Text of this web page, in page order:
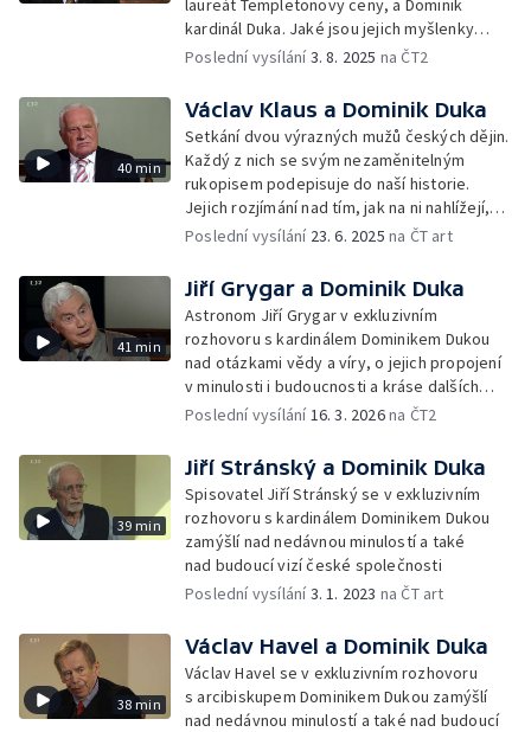
laureát Templetonovy ceny, a Dominik
kardinál Duka. Jaké jsou jejich myšlenky
o naší a světové společnosti? A jakou by
Poslední vysílání3. 8. 2025 na ČT2
40 min
Václav Klaus a Dominik Duka
Setkání dvou výrazných mužů českých dějin.
Každý z nich se svým nezaměnitelným
rukopisem podepisuje do naší historie.
Jejich rozjímání nad tím, jak na ni nahlížejí,
jak vnímají společnost, její minulost
Poslední vysílání 23. 6. 2025 na ČT art
41 min
Jiří Grygar a Dominik Duka
Astronom Jiří Grygar v exkluzivním
rozhovoru s kardinálem Dominikem Dukou
nad otázkami vědy a víry, o jejich propojení
v minulosti i budoucnosti a kráse dalších
společných světů
Poslední vysílání16. 3. 2026na ČT2
39 min
Jiří Stránský a Dominik Duka
Spisovatel Jiří Stránský se v exkluzivním
rozhovoru s kardinálem Dominikem Dukou
zamýšlí nad nedávnou minulostí a také
nad budoucí vizí české společnosti
Poslední vysílání3. 1. 2023 na ČT art
38 min
Václav Havel a Dominik Duka
Václav Havel se v exkluzivním rozhovoru
s arcibiskupem Dominikem Dukou zamýšlí
nad nedávnou minulostí a také nad budoucí